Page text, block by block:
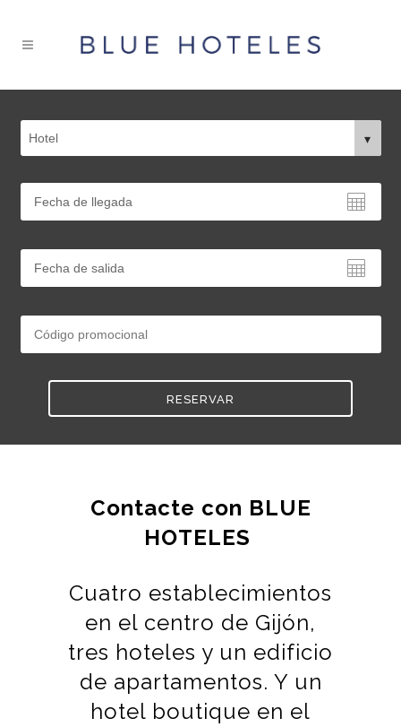
RESERVAR
Contacte con BLUE
HOTELES
Cuatro establecimientos
en el centro de Gijón,
tres hoteles y un edificio
de apartamentos. Y un
hotel boutique en el